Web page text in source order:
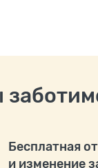
Бесплатная
и изменение